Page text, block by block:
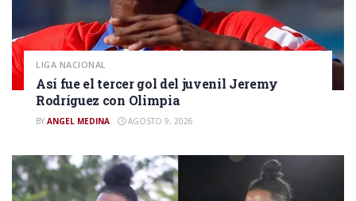
LIGA NACIONAL
Así fue el tercer gol del juvenil Jeremy
Rodríguez con Olimpia
BY ANGEL MEDINA AGOSTO 9, 2026